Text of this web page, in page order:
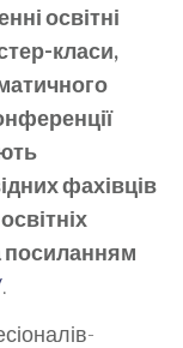
освітні
класи,
фахівців
посиланням
.